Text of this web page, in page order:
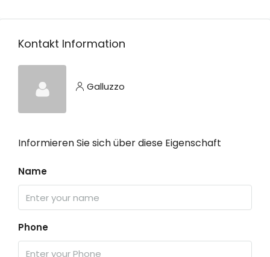
Kontakt Information
Galluzzo
Informieren Sie sich über diese Eigenschaft
Name
Phone